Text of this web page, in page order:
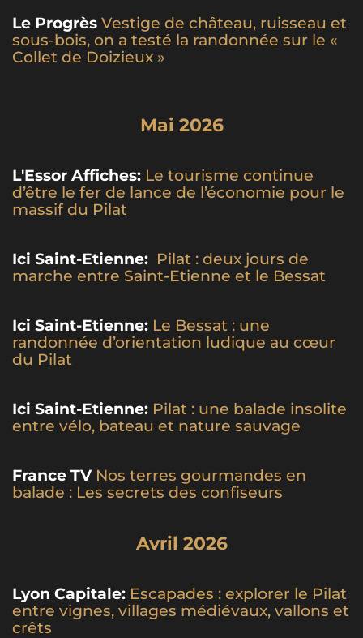
Le Progrès Vestige de château, ruisseau et
sous-bois, on a testé la randonnée sur le «
Collet de Doizieux »
Mai 2026
L'Essor Affiches: Le tourisme continue
d’être le fer de lance de l’économie pour le
massif du Pilat
Ici Saint-Etienne: Pilat : deux jours de
marche entre Saint-Etienne et le Bessat
Ici Saint-Etienne: Le Bessat : une
randonnée d’orientation ludique au cœur
du Pilat
Ici Saint-Etienne: Pilat : une balade insolite
entre vélo, bateau et nature sauvage
France TV Nos terres gourmandes en
balade : Les secrets des confiseurs
Avril 2026
Lyon Capitale: Escapades : explorer le Pilat
entre vignes, villages médiévaux, vallons et
crêts